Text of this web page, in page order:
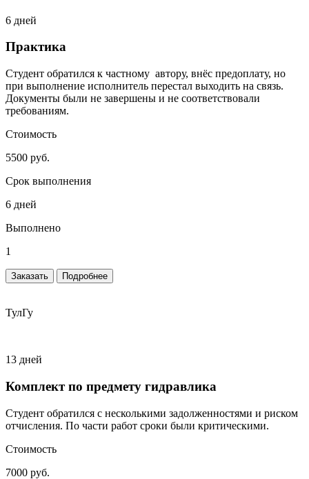
6 дней
Практика
Студент обратился к частному автору, внёс предоплату, но
при выполнение исполнитель перестал выходить на связь.
Документы были не завершены и не соответствовали
требованиям.
Стоимость
5500 руб.
Срок выполнения
6 дней
Выполнено
1
Заказать Подробнее
ТулГу
13 дней
Комплект по предмету гидравлика
Студент обратился с несколькими задолженностями и риском
отчисления. По части работ сроки были критическими.
Стоимость
7000 руб.